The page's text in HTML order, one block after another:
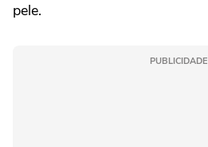
pele.
PUBLICIDADE